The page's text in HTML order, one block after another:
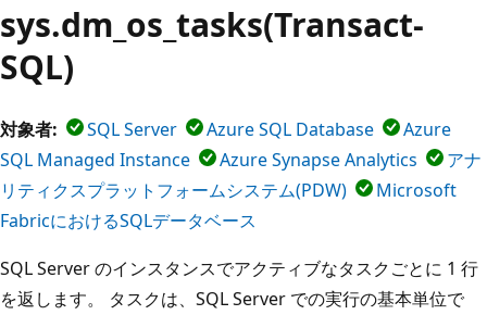
sys.dm_os_tasks(Transact-
SQL)
対象者: SQL Server Azure SQL Database
Azure
SQL Managed Instance
Azure Synapse Analytics
アナ
リティクスプラットフォームシステム(PDW)
Microsoft
FabricにおけるSQLデータベース
SQL Server のインスタンスでアクティブなタスクごとに 1 行
を返します。 タスクは、SQL Server での実行の基本単位で